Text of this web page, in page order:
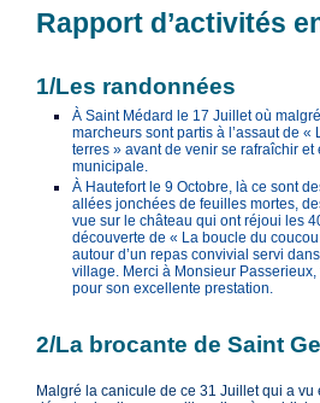
Rapport d’activités
1/Les randonnées
À Saint Médard le 17 Juillet où
marcheurs sont partis à l’assaut de «
terres » avant de venir se rafraîchir
municipale.
À Hautefort le 9 Octobre, là ce sont
allées jonchées de feuilles mortes,
vue sur le château qui ont réjoui les
découverte de « La boucle du
autour d’un repas convivial servi
village. Merci à Monsieur
pour son excellente prestation.
2/La brocante de Saint
Malgré la canicule de ce 31 Juillet qui a vu